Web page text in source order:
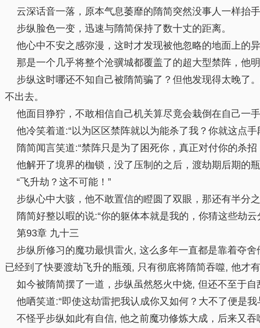
云深话音一落，原本气息萎靡的隋简突然没事人一样抬
步纵脸色一变，迅速与隋简保持了数十丈的距离。
他心中不安之感弥漫，这时才发现被他忽略的地面上的异
那是一个几乎将整个沧骥城都覆盖了的超大型禁阵，他
步纵这时哪还不知自己被隋简骗了？但他发现得太晚了
不出去。
他面目狰狞，不敢相信自己机关算尽竟会栽倒在自己一手
他冷笑着道:“以为区区禁阵就以为能杀了我？你就这点手
隋简闻言笑道:“禁阵只是为了困死你，真正对付你的杀招
他解开了境界的枷锁，没了压制的之后，渡劫期后期的
“飞升劫？这不可能！”
步纵心中大骇，他不敢置信的瞪圆了双眼，那还有半分
隋简好整以暇的说:“你的躯体本就是我的，你猜这些劫云
第93章 九十三
步纵所修习的魔功最惧雷火, 这么多年一直都是靠着夺
已经到了快要渡劫飞升的瓶颈, 只有彻底将隋简吞噬, 他才
如今被隋简摆了一道，步纵虽然怒火中烧, 但还不至于自
他哂笑道:“即使这劫雷把我认成你又如何？大不了便是
不怪乎步纵如此有自信, 他之前魔功修炼大成，后来又